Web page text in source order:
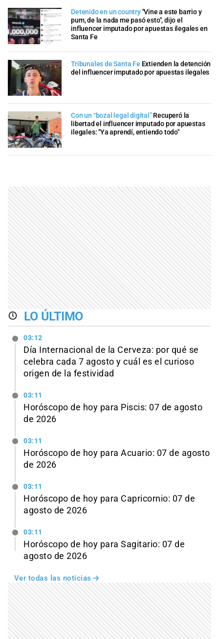
Detenido en un country"Vine a este barrio y
pum, de la nada me pasó esto", dijo el
influencer imputado por apuestas ilegales en
Santa Fe
Tribunales de Santa Fe Extienden la detención
del influencer imputado por apuestas ilegales
Con un “bozal legal digital” Recuperó la
libertad el influencer imputado por apuestas
ilegales: "Ya aprendí, entiendo todo"
LO ÚLTIMO
03:12
Día Internacional de la Cerveza: por qué se
celebra cada 7 agosto y cuál es el curioso
origen de la festividad
03:11
Horóscopo de hoy para Piscis: 07 de agosto
de 2026
03:11
Horóscopo de hoy para Acuario: 07 de agosto
de 2026
03:11
Horóscopo de hoy para Capricornio: 07 de
agosto de 2026
03:11
Horóscopo de hoy para Sagitario: 07 de
agosto de 2026
Ver todas las noticias